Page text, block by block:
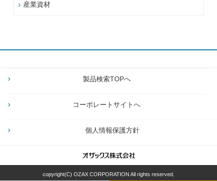
産業資材
製品検索TOPへ
コーポレートサイトへ
個人情報保護方針
copyright(C) OZAX CORPORATION All rights reserved.